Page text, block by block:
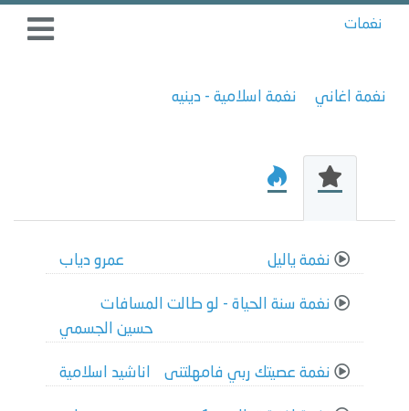
نغمات
نغمة اغاني نغمة اسلامية - دينيه
نغمة ياليل عمرو دياب
نغمة سنة الحياة - لو طالت المسافات
حسين الجسمي
نغمة عصيتك ربي فامهلتنى اناشيد اسلامية